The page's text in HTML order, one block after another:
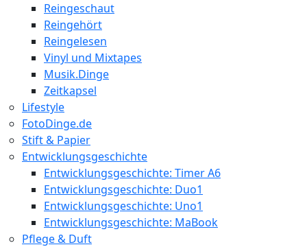
Reingeschaut
Reingehört
Reingelesen
Vinyl und Mixtapes
Musik.Dinge
Zeitkapsel
Lifestyle
FotoDinge.de
Stift & Papier
Entwicklungsgeschichte
Entwicklungsgeschichte: Timer A6
Entwicklungsgeschichte: Duo1
Entwicklungsgeschichte: Uno1
Entwicklungsgeschichte: MaBook
Pflege & Duft